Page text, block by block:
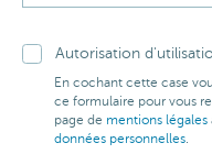
Autorisation
En cochant cette case
ce formulaire pour vous
page de mentions légales
données personnelles.